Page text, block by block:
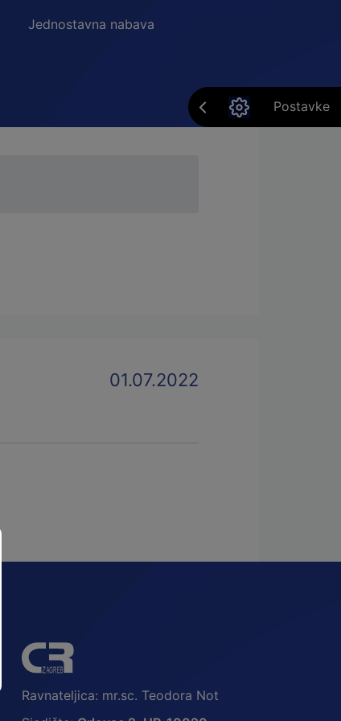
Jednostavna nabava
Postavke
01.07.2022
Ravnateljica: mr.sc. Teodora Not